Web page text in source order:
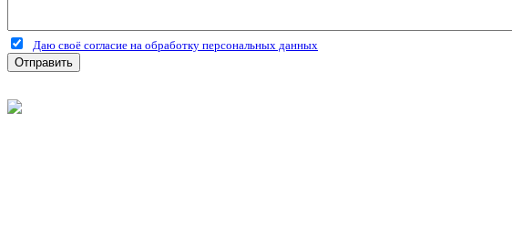
Даю своё согласие на обработку персональных данных
Отправить